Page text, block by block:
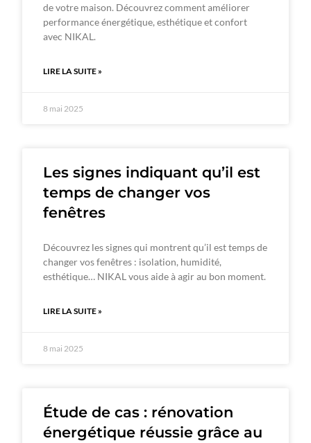
de votre maison. Découvrez comment améliorer
performance énergétique, esthétique et confort
avec NIKAL.
LIRE LA SUITE »
8 mai 2025
Les signes indiquant qu’il est
temps de changer vos
fenêtres
Découvrez les signes qui montrent qu’il est temps de
changer vos fenêtres : isolation, humidité,
esthétique… NIKAL vous aide à agir au bon moment.
LIRE LA SUITE »
8 mai 2025
Étude de cas : rénovation
énergétique réussie grâce au